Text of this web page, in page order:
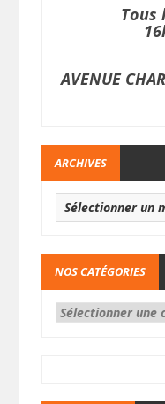
Tous
AVENUE
ARCHIVES
NOS CATÉGORIES